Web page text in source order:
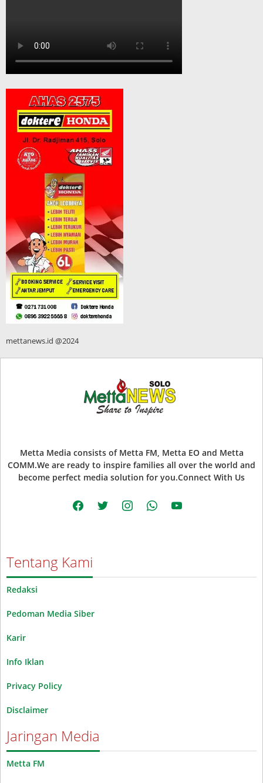
mettanews.id @2024
Metta Media consists of Metta FM, Metta EO and Metta
COMM.We are ready to inspire families all over the world and
become perfect media solution for you.Connect With Us
facebooktwitter instagramwhatsappyoutube
Tentang Kami
Redaksi
Pedoman Media Siber
Karir
Info Iklan
Privacy Policy
Disclaimer
Jaringan Media
Metta FM